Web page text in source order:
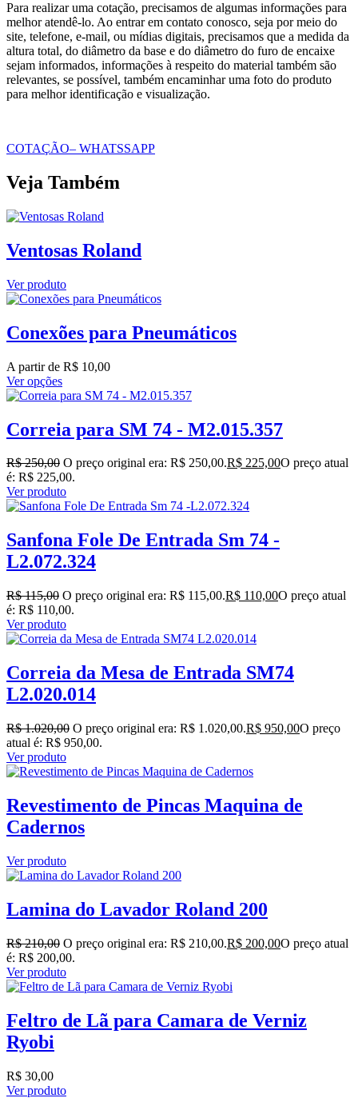
Para realizar uma cotação, precisamos de algumas informações para
melhor atendê-lo. Ao entrar em contato conosco, seja por meio do
site, telefone, e-mail, ou mídias digitais, precisamos que a medida da
altura total, do diâmetro da base e do diâmetro do furo de encaixe
sejam informados, informações à respeito do material também são
relevantes, se possível, também encaminhar uma foto do produto
para melhor identificação e visualização.
COTAÇÃO– WHATSSAPP
Veja Também
Ventosas Roland
Ver produto
Conexões para Pneumáticos
A partir de R$ 10,00
Ver opções
Correia para SM 74 - M2.015.357
R$250,00 O preço original era: R$ 250,00.R$ 225,00O preço atual
é: R$ 225,00.
Ver produto
Sanfona Fole De Entrada Sm 74 -
L2.072.324
R$115,00 O preço original era: R$ 115,00.R$ 110,00O preço atual
é: R$ 110,00.
Ver produto
Correia da Mesa de Entrada SM74
L2.020.014
R$1.020,00 O preço original era: R$ 1.020,00.R$ 950,00O preço
atual é: R$ 950,00.
Ver produto
Revestimento de Pincas Maquina de
Cadernos
Ver produto
Lamina do Lavador Roland 200
R$210,00 O preço original era: R$ 210,00.R$ 200,00O preço atual
é: R$ 200,00.
Ver produto
Feltro de Lã para Camara de Verniz
Ryobi
R$ 30,00
Ver produto